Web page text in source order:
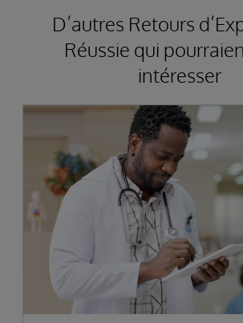
D’autres Retours
Réussie qui
intéresser